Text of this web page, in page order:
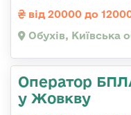
від 20000 до
Обухів, Київська
Оператор
у Жовкву